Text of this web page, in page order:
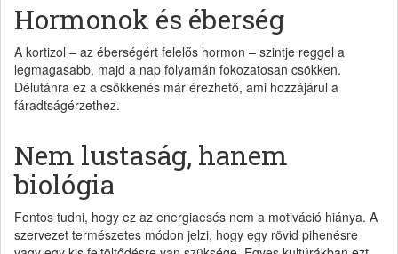
Hormonok és éberség
A kortizol – az éberségért felelős hormon – szintje reggel a
legmagasabb, majd a nap folyamán fokozatosan csökken.
Délutánra ez a csökkenés már érezhető, ami hozzájárul a
fáradtságérzethez.
Nem lustaság, hanem
biológia
Fontos tudni, hogy ez az energiaesés nem a motiváció hiánya. A
szervezet természetes módon jelzi, hogy egy rövid pihenésre